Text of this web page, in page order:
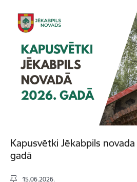
Kapusvētki Jēkabpils
gadā
15.06.2026.